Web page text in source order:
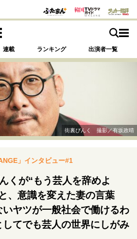
連載 ランキング 出演者一覧
マで探す
決断の裏側
挫折からの再起
人生が動いた日 10代の挫折と原点
街裏ぴんく 撮影／有坂政晴
」インタビュー#1
くが“もう芸人を辞めよ
、意識を変えた妻の言葉
いヤツが一般社会で働けるわ
てでも芸人の世界にしがみ